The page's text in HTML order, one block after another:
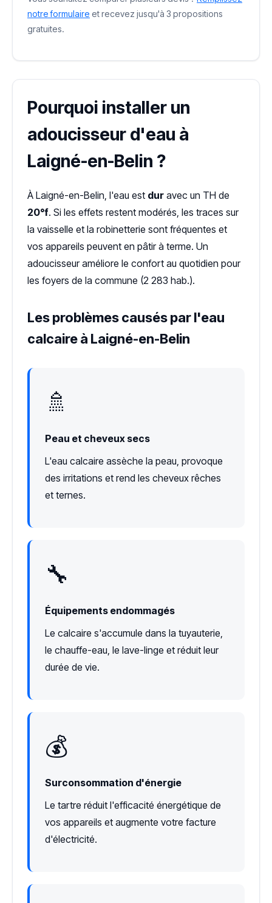
notre formulaire et recevez jusqu'à 3 propositions
gratuites.
Pourquoi installer un
adoucisseur d'eau à
Laigné-en-Belin ?
À Laigné-en-Belin, l'eau est dur avec un TH de
20°f. Si les effets restent modérés, les traces sur
la vaisselle et la robinetterie sont fréquentes et
vos appareils peuvent en pâtir à terme. Un
adoucisseur améliore le confort au quotidien pour
les foyers de la commune (2 283 hab.).
Les problèmes causés par l'eau
calcaire à Laigné-en-Belin
🚿
Peau et cheveux secs
L'eau calcaire assèche la peau, provoque
des irritations et rend les cheveux rêches
et ternes.
🔧
Équipements endommagés
Le calcaire s'accumule dans la tuyauterie,
le chauffe-eau, le lave-linge et réduit leur
durée de vie.
💰
Surconsommation d'énergie
Le tartre réduit l'efficacité énergétique de
vos appareils et augmente votre facture
d'électricité.